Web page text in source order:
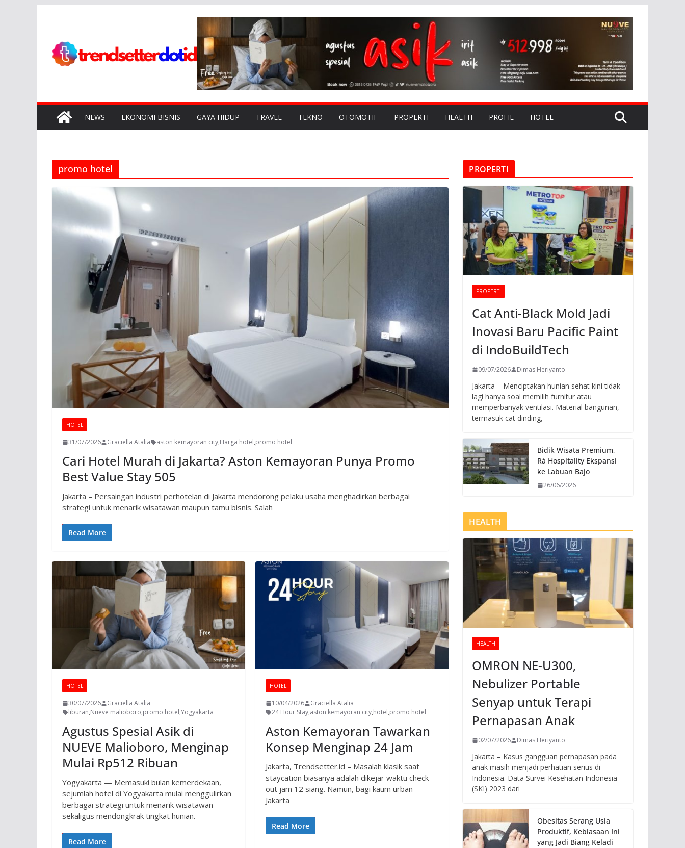
NEWS EKONOMI BISNIS GAYA HIDUP TRAVEL TEKNO OTOMOTIF PROPERTI HEALTH PROFIL HOTEL
promo hotel
HOTEL
31/07/2026 Graciella Atalia aston kemayoran city,Harga hotel,promo hotel
Cari Hotel Murah di Jakarta? Aston Kemayoran Punya Promo
Best Value Stay 505
Jakarta – Persaingan industri perhotelan di Jakarta mendorong pelaku usaha menghadirkan berbagai
strategi untuk menarik wisatawan maupun tamu bisnis. Salah
Read More
HOTEL
30/07/2026
Graciella Atalia
liburan,Nueve malioboro,promo hotel,Yogyakarta
Agustus Spesial Asik di
NUEVE Malioboro, Menginap
Mulai Rp512 Ribuan
Yogyakarta — Memasuki bulan kemerdekaan,
sejumlah hotel di Yogyakarta mulai menggulirkan
berbagai strategi untuk menarik wisatawan
sekaligus mendongkrak tingkat hunian.
Read More
HOTEL
10/04/2026
Graciella Atalia
24 Hour Stay,aston kemayoran city,hotel,promo hotel
Aston Kemayoran Tawarkan
Konsep Menginap 24 Jam
Jakarta, Trendsetter.id – Masalah klasik saat
staycation biasanya adalah dikejar waktu check-
out jam 12 siang. Namun, bagi kaum urban
Jakarta
Read More
PROPERTI
PROPERTI
Cat Anti-Black Mold Jadi
Inovasi Baru Pacific Paint
di IndoBuildTech
09/07/2026 Dimas Heriyanto
Jakarta – Menciptakan hunian sehat kini tidak
lagi hanya soal memilih furnitur atau
memperbanyak ventilasi. Material bangunan,
termasuk cat dinding,
Bidik Wisata Premium,
Rà Hospitality Ekspansi
ke Labuan Bajo
26/06/2026
HEALTH
HEALTH
OMRON NE-U300,
Nebulizer Portable
Senyap untuk Terapi
Pernapasan Anak
02/07/2026 Dimas Heriyanto
Jakarta – Kasus gangguan pernapasan pada
anak masih menjadi perhatian serius di
Indonesia. Data Survei Kesehatan Indonesia
(SKI) 2023 dari
Obesitas Serang Usia
Produktif, Kebiasaan Ini
yang Jadi Biang Keladi